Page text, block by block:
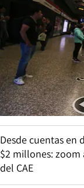
Desde cuentas en
$2 millones: zoom
del CAE